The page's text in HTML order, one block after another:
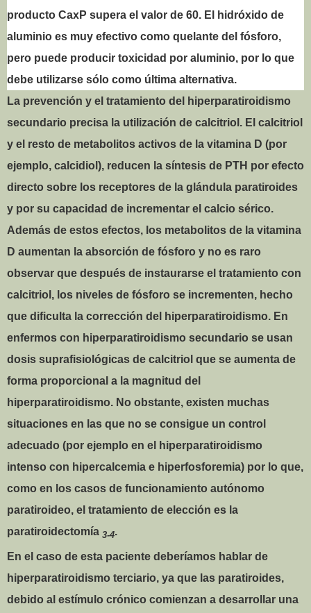
producto CaxP supera el valor de 60. El hidróxido de
aluminio es muy efectivo como quelante del fósforo,
pero puede producir toxicidad por aluminio, por lo que
debe utilizarse sólo como última alternativa.
La prevención y el tratamiento del hiperparatiroidismo
secundario precisa la utilización de calcitriol. El calcitriol
y el resto de metabolitos activos de la vitamina D (por
ejemplo, calcidiol), reducen la síntesis de PTH por efecto
directo sobre los receptores de la glándula paratiroides
y por su capacidad de incrementar el calcio sérico.
Además de estos efectos, los metabolitos de la vitamina
D aumentan la absorción de fósforo y no es raro
observar que después de instaurarse el tratamiento con
calcitriol, los niveles de fósforo se incrementen, hecho
que dificulta la corrección del hiperparatiroidismo. En
enfermos con hiperparatiroidismo secundario se usan
dosis suprafisiológicas de calcitriol que se aumenta de
forma proporcional a la magnitud del
hiperparatiroidismo. No obstante, existen muchas
situaciones en las que no se consigue un control
adecuado (por ejemplo en el hiperparatiroidismo
intenso con hipercalcemia e hiperfosforemia) por lo que,
como en los casos de funcionamiento autónomo
paratiroideo, el tratamiento de elección es la
paratiroidectomía 3-4.
En el caso de esta paciente deberíamos hablar de
hiperparatiroidismo terciario, ya que las paratiroides,
debido al estímulo crónico comienzan a desarrollar una